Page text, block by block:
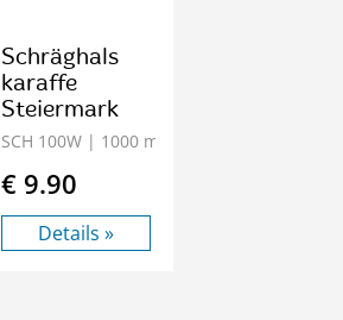
Schräghals
karaffe
Steiermark
SCH 100W | 1000 ml
€ 9.90
Details »